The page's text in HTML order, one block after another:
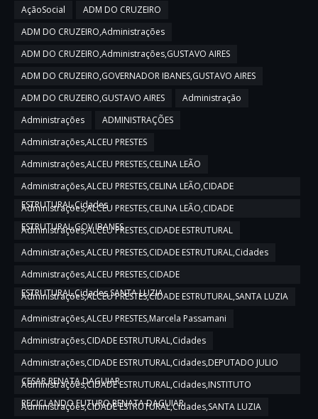
AçãoSocial
ADM DO CRUZEIRO
ADM DO CRUZEIRO,Administrações
ADM DO CRUZEIRO,Administrações,GUSTAVO AIRES
ADM DO CRUZEIRO,GOVERNADOR IBANES,GUSTAVO AIRES
ADM DO CRUZEIRO,GUSTAVO AIRES
Administração
Administrações
ADMINISTRAÇÕES
Administrações,ALCEU PRESTES
Administrações,ALCEU PRESTES,CELINA LEÃO
Administrações,ALCEU PRESTES,CELINA LEÃO,CIDADE
ESTRUTURAL,Cidades
Administrações,ALCEU PRESTES,CELINA LEÃO,CIDADE
ESTRUTURAL,GOV IBANES
Administrações,ALCEU PRESTES,CIDADE ESTRUTURAL
Administrações,ALCEU PRESTES,CIDADE ESTRUTURAL,Cidades
Administrações,ALCEU PRESTES,CIDADE
ESTRUTURAL,Cidades,SANTA LUZIA
Administrações,ALCEU PRESTES,CIDADE ESTRUTURAL,SANTA LUZIA
Administrações,ALCEU PRESTES,Marcela Passamani
Administrações,CIDADE ESTRUTURAL,Cidades
Administrações,CIDADE ESTRUTURAL,Cidades,DEPUTADO JULIO
CESAR,RENATA DAGUIAR
Administrações,CIDADE ESTRUTURAL,Cidades,INSTITUTO
RECICLANDO FUTURO,RENATA DAGUIAR
Administrações,CIDADE ESTRUTURAL,Cidades,SANTA LUZIA